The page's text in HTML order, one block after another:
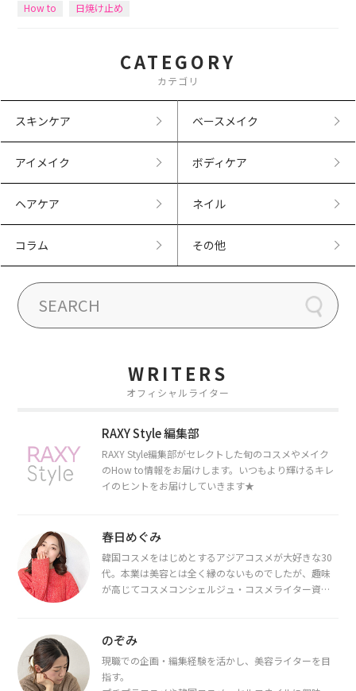
How to 日焼け止め
CATEGORY
カテゴリ
スキンケア ベースメイク
アイメイク ボディケア
ヘアケア ネイル
コラム その他
WRITERS
オフィシャルライター
RAXY Style 編集部
RAXY Style編集部がセレクトした旬のコスメやメイク
のHow to情報をお届けします。いつもより輝けるキレ
イのヒントをお届けしていきます★
春日めぐみ
韓国コスメをはじめとするアジアコスメが大好きな30
代。本業は美容とは全く縁のないものでしたが、趣味
が高じてコスメコンシェルジュ・コスメライター資格
断・骨格診断によるイメージコンサルティングも行っ
のぞみ
現職での企画・編集経験を活かし、美容ライターを目
指す。